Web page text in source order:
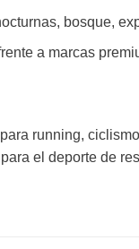
bosque,
a marcas
running,
el deporte de